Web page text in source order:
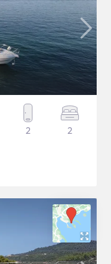
2 2